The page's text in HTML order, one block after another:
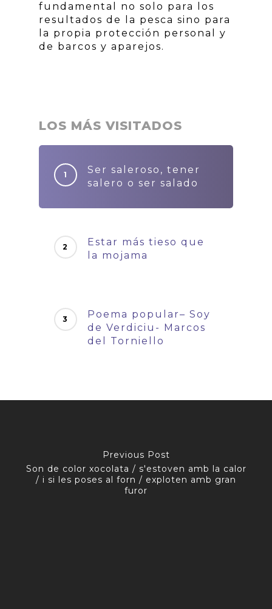
fundamental no solo para los
resultados de la pesca sino para
la propia protección personal y
de barcos y aparejos.
LOS MÁS VISITADOS
Ser saleroso, tener
salero o ser salado
Estar más tieso que
la mojama
Poema popular– Soy
de Verdiciu- Marcos
del Torniello
Previous Post
Son de color xocolata / s'estoven amb la calor
/ i si les poses al forn / exploten amb gran
furor